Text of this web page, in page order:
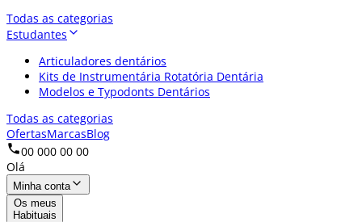
Todas as categorias
Estudantes
Articuladores dentários
Kits de Instrumentária Rotatória Dentária
Modelos e Typodonts Dentários
Todas as categorias
OfertasMarcasBlog
00 000 00 00
Olá
Minha conta
Os meus
Habituais